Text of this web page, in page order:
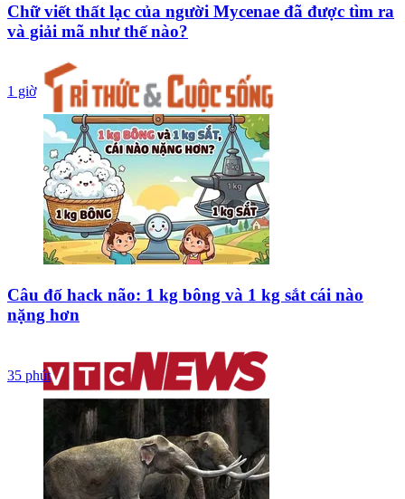
Chữ viết thất lạc của người Mycenae đã được tìm ra
và giải mã như thế nào?
1 giờ
Câu đố hack não: 1 kg bông và 1 kg sắt cái nào
nặng hơn
35 phút